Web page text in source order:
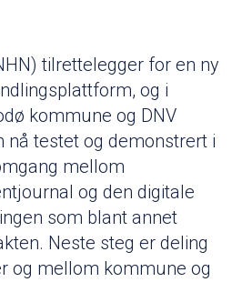
tilrettelegger for en ny
og i
kommune og DNV
nå testet og demonstrert i
mellom
og den digitale
som blant annet
Neste steg er deling
og mellom kommune og